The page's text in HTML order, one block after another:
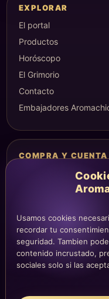
Usamos cookies
recordar tu
seguridad. Tambien
contenido incrustado,
sociales solo si las
EXPLORAR
El portal
Productos
Horóscopo
El Grimorio
Contacto
Embajadores
COMPRA Y CUENTA
Condiciones de compra
Envíos y devoluciones